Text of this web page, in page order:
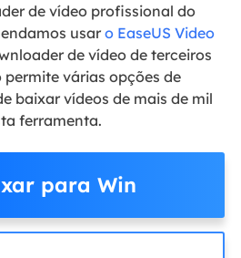
de vídeo profissional do
usar o EaseUS Video
de vídeo de terceiros
várias opções de
baixar vídeos de mais de mil
ferramenta.
para Win